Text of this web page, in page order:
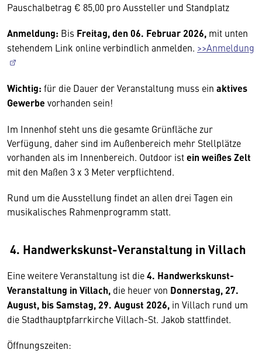
Pauschalbetrag € 85,00 pro Aussteller und Standplatz
Anmeldung: Bis Freitag, den 06. Februar 2026, mit unten
stehendem Link online verbindlich anmelden. >>Anmeldung
Wichtig: für die Dauer der Veranstaltung muss ein aktives
Gewerbe vorhanden sein!
Im Innenhof steht uns die gesamte Grünfläche zur
Verfügung, daher sind im Außenbereich mehr Stellplätze
vorhanden als im Innenbereich. Outdoor istein weißes Zelt
mit den Maßen 3 x 3 Meter verpflichtend.
Rund um die Ausstellung findet an allen drei Tagen ein
musikalisches Rahmenprogramm statt.
4. Handwerkskunst-Veranstaltung in Villach
Eine weitere Veranstaltung ist die4. Handwerkskunst-
Veranstaltung in Villach, die heuer von Donnerstag, 27.
August, bis Samstag, 29. August 2026, in Villach rund um
die Stadthauptpfarrkirche Villach-St. Jakob stattfindet.
Öffnungszeiten: